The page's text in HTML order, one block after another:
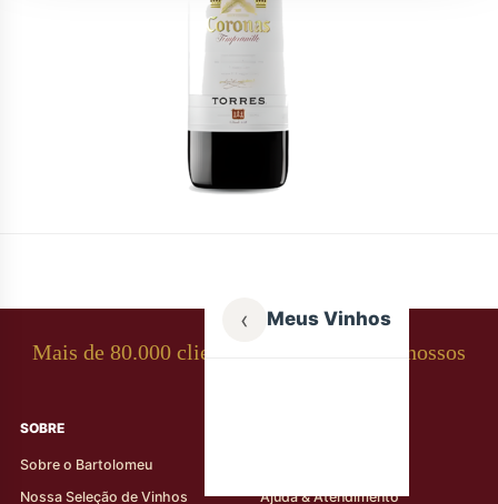
‹ Meus Vinhos
Mais de 80.000 clientes apaixonados por nossos
SOBRE
Sobre o Bartolomeu
Nossa Seleção de Vinhos
Ajuda & Atendimento